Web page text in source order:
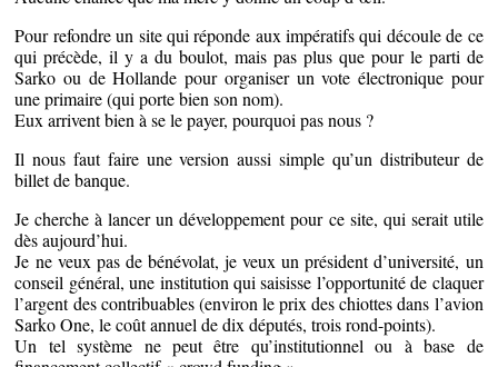
Pour refondre un site qui réponde aux impératifs qui découle de ce
qui précède, il y a du boulot, mais pas plus que pour le parti de
Sarko ou de Hollande pour organiser un vote électronique pour
une primaire (qui porte bien son nom).
Eux arrivent bien à se le payer, pourquoi pas nous ?
Il nous faut faire une version aussi simple qu’un distributeur de
billet de banque.
Je cherche à lancer un développement pour ce site, qui serait utile
dès aujourd’hui.
Je ne veux pas de bénévolat, je veux un président d’université, un
conseil général, une institution qui saisisse l’opportunité de claquer
l’argent des contribuables (environ le prix des chiottes dans l’avion
Sarko One, le coût annuel de dix députés, trois rond-points).
Un tel système ne peut être qu’institutionnel ou à base de